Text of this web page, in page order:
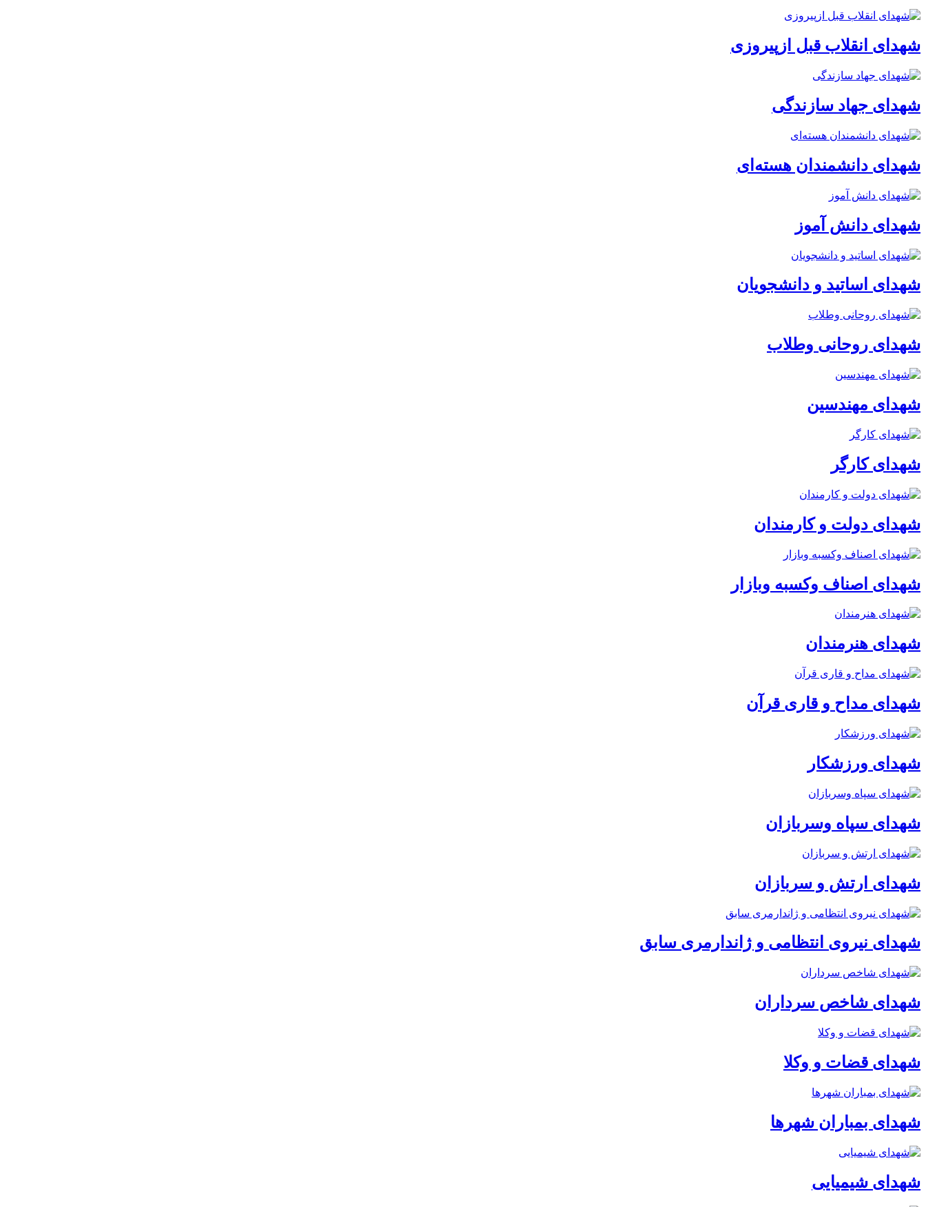
شهدای انقلاب قبل ازپیروزی
شهدای جهاد سازندگی
شهدای دانشمندان هسته‌ای
شهدای دانش آموز
شهدای اساتید و دانشجویان
شهدای روحانی وطلاب
شهدای مهندسین
شهدای کارگر
شهدای دولت و کارمندان
شهدای اصناف وکسبه وبازار
شهدای هنرمندان
شهدای مداح و قاری قرآن
شهدای ورزشکار
شهدای سپاه وسربازان
شهدای ارتش و سربازان
شهدای نیروی انتظامی و ژاندارمری سابق
شهدای شاخص سرداران
شهدای قضات و وکلا
شهدای بمباران شهرها
شهدای شیمیایی